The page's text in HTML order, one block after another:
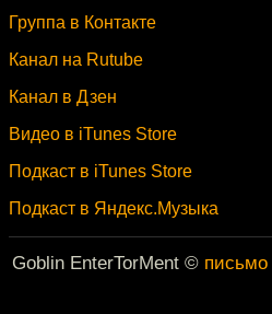
Группа в Контакте
Канал на Rutube
Канал в Дзен
Видео в iTunes Store
Подкаст в iTunes Store
Подкаст в Яндекс.Музыка
Goblin EnterTorMent © письмо